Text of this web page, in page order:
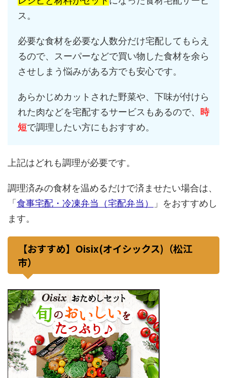
ス。
必要な食材を必要な人数分だけ宅配してもらえ
るので、スーパーなどで買い物した食材を余ら
させしまう悩みがある方でも安心です。
あらかじめカットされた野菜や、下味が付けら
れた肉などを宅配するサービスもあるので、
時
短で調理したい方にもおすすめ。
上記はどれも調理が必要です。
調理済みの食材を温めるだけで済ませたい場合は、
「 食事宅配・冷凍弁当（宅配弁当）
」をおすすめし
ます。
【おすすめ】Oisix(オイシックス)（松江
市）